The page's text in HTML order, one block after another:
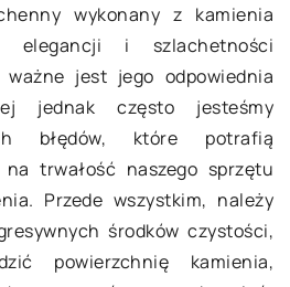
wykonany z kamienia
elegancji i szlachetności
jest jego odpowiednia
jednak często jesteśmy
błędów, które potrafią
trwałość naszego sprzętu
Przede wszystkim, należy
środków czystości,
powierzchnię kamienia,